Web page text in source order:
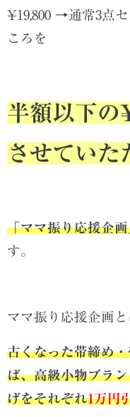
¥19,800 →通常3点セ
ころを
半額以下の
させていた
「ママ振り応援企
す。
ママ振り応援企画と
古くなった帯締め
ば、高級小物ブラ
げをそれぞれ1万円